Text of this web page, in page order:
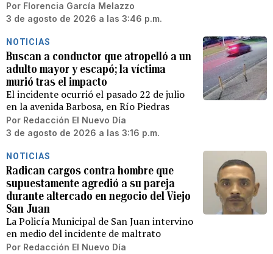
Por Florencia García Melazzo
3 de agosto de 2026 a las 3:46 p.m.
NOTICIAS
Buscan a conductor que atropelló a un
adulto mayor y escapó; la víctima
murió tras el impacto
El incidente ocurrió el pasado 22 de julio
en la avenida Barbosa, en Río Piedras
Por Redacción El Nuevo Día
3 de agosto de 2026 a las 3:16 p.m.
NOTICIAS
Radican cargos contra hombre que
supuestamente agredió a su pareja
durante altercado en negocio del Viejo
San Juan
La Policía Municipal de San Juan intervino
en medio del incidente de maltrato
Por Redacción El Nuevo Día